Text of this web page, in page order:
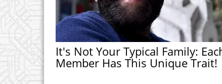
It's Not Your Typical Family:
Member Has This Unique Trait!